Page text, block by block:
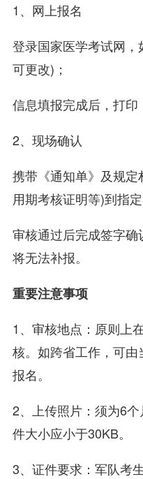
1、网上报名
登录国家医学考试网
可更改)；
信息填报完成后，打印
2、现场确认
携带《通知单》及规
用期考核证明等)到指
审核通过后完成签字
将无法补报。
重要注意事项
1、审核地点：原则上
核。如跨省工作，可
报名。
2、上传照片：须为6
件大小应小于30KB。
3、证件要求：军队考